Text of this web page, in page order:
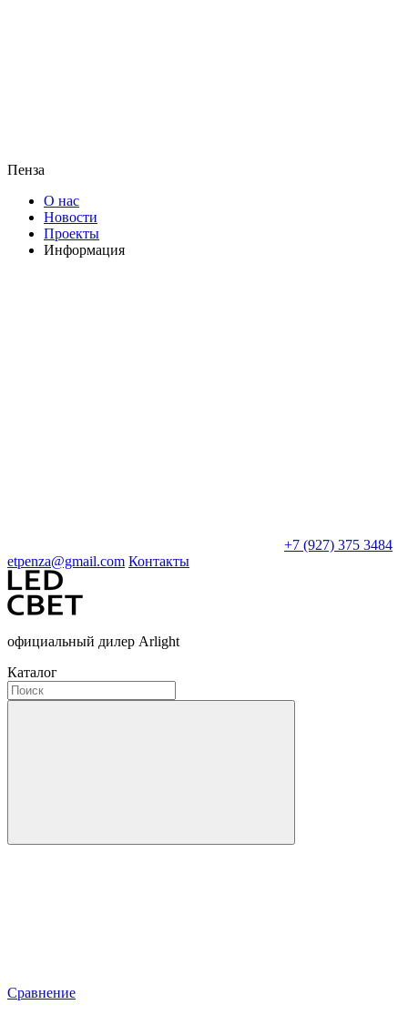
Пенза
О нас
Новости
Проекты
Информация
+7 (927) 375 3484
etpenza@gmail.com Контакты
официальный дилер Arlight
Каталог
Сравнение